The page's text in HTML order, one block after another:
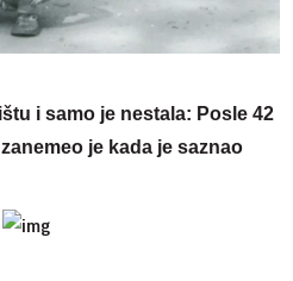
i samo je nestala: Posle 42
je kada je saznao